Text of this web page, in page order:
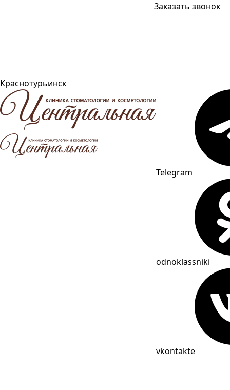
Краснотурьинск
Заказать звонок
Telegram
odnoklassniki
vkontakte